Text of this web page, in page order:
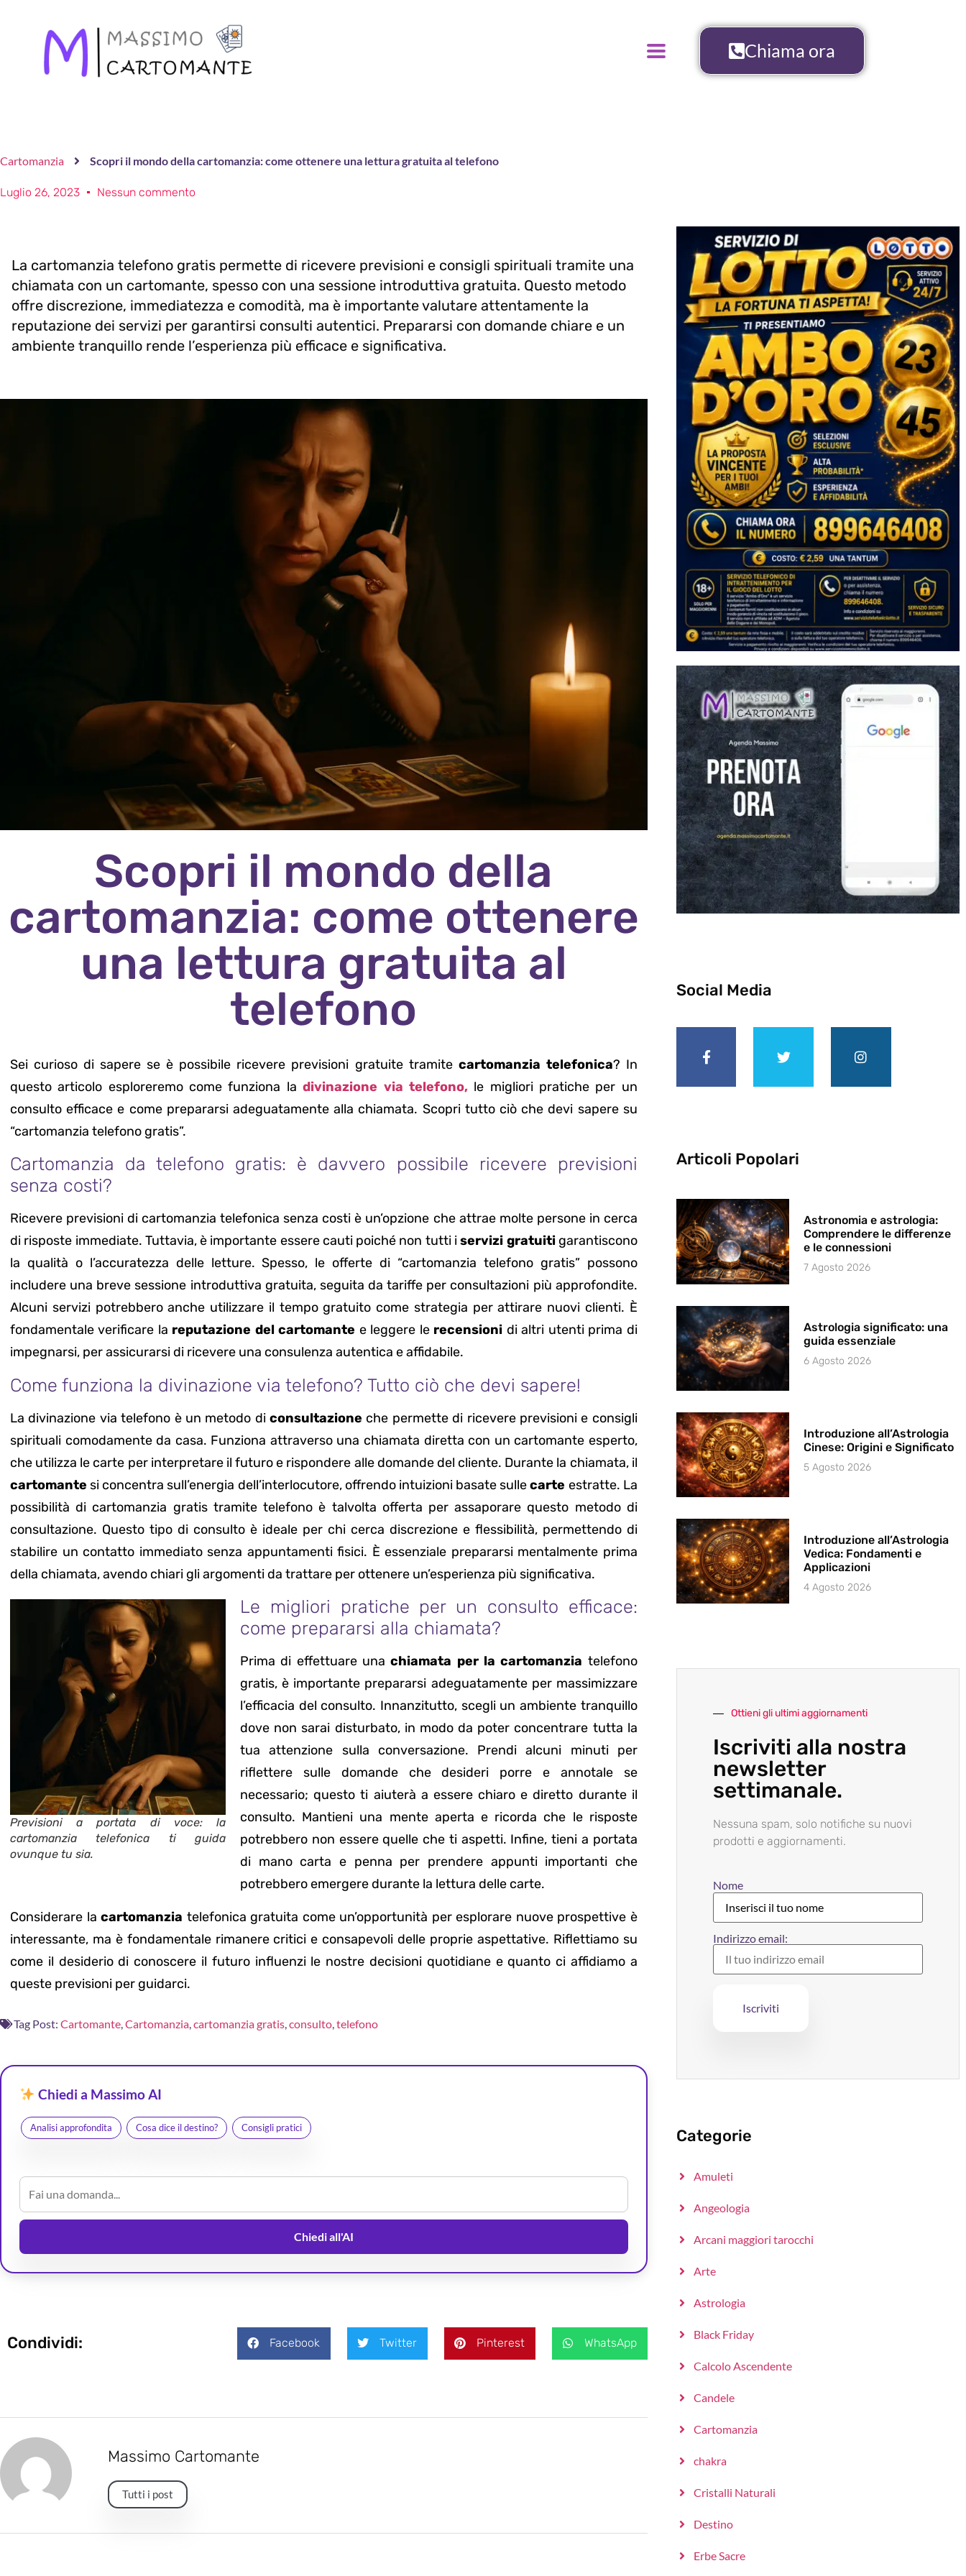
Chiama ora
Cartomanzia Scopri il mondo della cartomanzia: come ottenere una lettura gratuita al telefono
Luglio 26, 2023 Nessun commento
La cartomanzia telefono gratis permette di ricevere previsioni e consigli spirituali tramite una
chiamata con un cartomante, spesso con una sessione introduttiva gratuita. Questo metodo
offre discrezione, immediatezza e comodità, ma è importante valutare attentamente la
reputazione dei servizi per garantirsi consulti autentici. Prepararsi con domande chiare e un
ambiente tranquillo rende l’esperienza più efficace e significativa.
Scopri il mondo della
cartomanzia: come ottenere
una lettura gratuita al
telefono
Sei curioso di sapere se è possibile ricevere previsioni gratuite tramite cartomanzia telefonica? In
questo articolo esploreremo come funziona ladivinazione via telefono,le migliori pratiche per un
consulto efficace e come prepararsi adeguatamente alla chiamata. Scopri tutto ciò che devi sapere su
“cartomanzia telefono gratis”.
Cartomanzia da telefono gratis: è davvero possibile ricevere previsioni
senza costi?
Ricevere previsioni di cartomanzia telefonica senza costi è un’opzione che attrae molte persone in cerca
di risposte immediate. Tuttavia, è importante essere cauti poiché non tutti iservizi gratuitigarantiscono
la qualità o l’accuratezza delle letture. Spesso, le offerte di “cartomanzia telefono gratis” possono
includere una breve sessione introduttiva gratuita, seguita da tariffe per consultazioni più approfondite.
Alcuni servizi potrebbero anche utilizzare il tempo gratuito come strategia per attirare nuovi clienti. È
fondamentale verificare la reputazione del cartomante e leggere le recensioni di altri utenti prima di
impegnarsi, per assicurarsi di ricevere una consulenza autentica e affidabile.
Come funziona la divinazione via telefono? Tutto ciò che devi sapere!
La divinazione via telefono è un metodo diconsultazione che permette di ricevere previsioni e consigli
spirituali comodamente da casa. Funziona attraverso una chiamata diretta con un cartomante esperto,
che utilizza le carte per interpretare il futuro e rispondere alle domande del cliente. Durante la chiamata, il
cartomante si concentra sull’energia dell’interlocutore, offrendo intuizioni basate sullecarte estratte. La
possibilità di cartomanzia gratis tramite telefono è talvolta offerta per assaporare questo metodo di
consultazione. Questo tipo di consulto è ideale per chi cerca discrezione e flessibilità, permettendo di
stabilire un contatto immediato senza appuntamenti fisici. È essenziale prepararsi mentalmente prima
della chiamata, avendo chiari gli argomenti da trattare per ottenere un’esperienza più significativa.
Previsioni a portata di voce: la
cartomanzia telefonica ti guida
ovunque tu sia.
Le migliori pratiche per un consulto efficace:
come prepararsi alla chiamata?
Prima di effettuare unachiamata per la cartomanzia telefono
gratis, è importante prepararsi adeguatamente per massimizzare
l’efficacia del consulto. Innanzitutto, scegli un ambiente tranquillo
dove non sarai disturbato, in modo da poter concentrare tutta la
tua attenzione sulla conversazione. Prendi alcuni minuti per
riflettere sulle domande che desideri porre e annotale se
necessario; questo ti aiuterà a essere chiaro e diretto durante il
consulto. Mantieni una mente aperta e ricorda che le risposte
potrebbero non essere quelle che ti aspetti. Infine, tieni a portata
di mano carta e penna per prendere appunti importanti che
potrebbero emergere durante la lettura delle carte.
Considerare lacartomanzia telefonica gratuita come un’opportunità per esplorare nuove prospettive è
interessante, ma è fondamentale rimanere critici e consapevoli delle proprie aspettative. Riflettiamo su
come il desiderio di conoscere il futuro influenzi le nostre decisioni quotidiane e quanto ci affidiamo a
queste previsioni per guidarci.
Tag Post: Cartomante,Cartomanzia,cartomanzia gratis,consulto,telefono
Chiedi a Massimo AI
Analisi approfondita Cosa dice il destino? Consigli pratici
Chiedi all'AI
Condividi: Facebook Twitter Pinterest WhatsApp
Massimo Cartomante
Tutti i post
Social Media
Articoli Popolari
Astronomia e astrologia:
Comprendere le differenze
e le connessioni
7 Agosto 2026
Astrologia significato: una
guida essenziale
6 Agosto 2026
Introduzione all’Astrologia
Cinese: Origini e Significato
5 Agosto 2026
Introduzione all’Astrologia
Vedica: Fondamenti e
Applicazioni
4 Agosto 2026
Ottieni gli ultimi aggiornamenti
Iscriviti alla nostra
newsletter
settimanale.
Nessuna spam, solo notifiche su nuovi
prodotti e aggiornamenti.
Nome
Indirizzo email:
Categorie
Amuleti
Angeologia
Arcani maggiori tarocchi
Arte
Astrologia
Black Friday
Calcolo Ascendente
Candele
Cartomanzia
chakra
Cristalli Naturali
Destino
Erbe Sacre